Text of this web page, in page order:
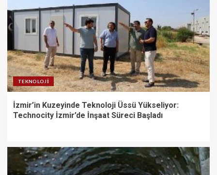
TEKNOLOJI
İzmir’in Kuzeyinde Teknoloji Üssü Yükseliyor:
Technocity İzmir’de İnşaat Süreci Başladı